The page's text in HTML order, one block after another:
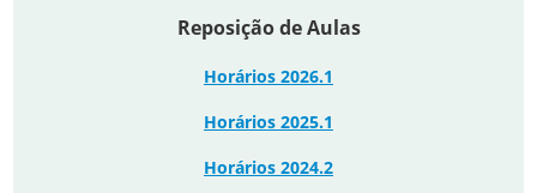
Reposição de Aulas
Horários 2026.1
Horários 2025.1
Horários 2024.2